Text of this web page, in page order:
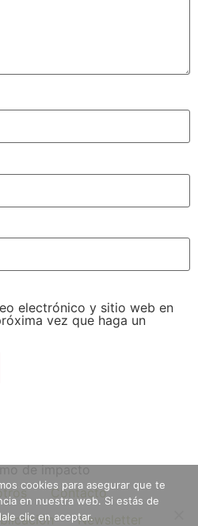
electrónico y sitio web en
vez que haga un
de impacto
Contacto
Newsletter
cookies para asegurar que te
en nuestra web. Si estás de
clic en aceptar.